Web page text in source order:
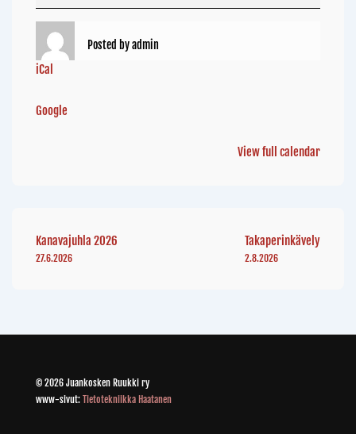
Posted byadmin
iCal
Google
View full calendar
Kanavajuhla 2026
27.6.2026
Takaperinkävely
2.8.2026
© 2026 Juankosken Ruukki ry
www-sivut: Tietotekniikka Haatanen